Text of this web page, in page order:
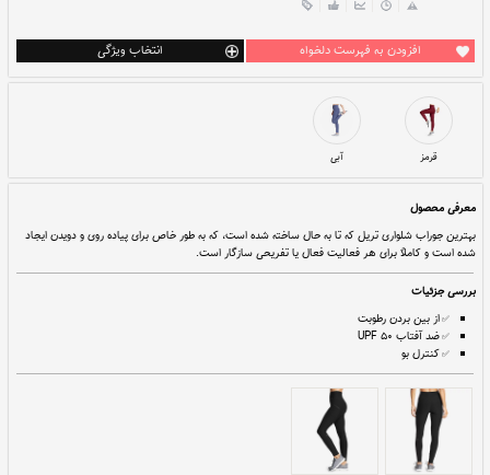
تولید:ادی بائر
جنس:۸۸٪ پلی استر ۱۲٪ اسپندکس
19,000,000